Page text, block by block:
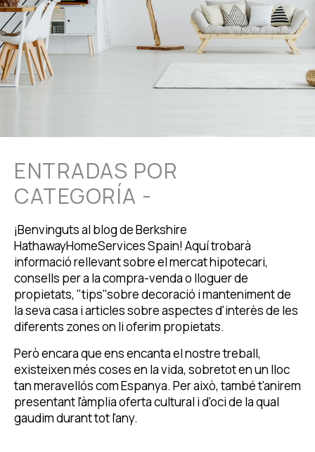
ENTRADAS POR
CATEGORÍA -
¡Benvinguts al blog de Berkshire
HathawayHomeServices Spain! Aquí trobarà
informació rellevant sobre el mercat hipotecari,
consells per a la compra-venda o lloguer de
propietats, "tips"sobre decoració i manteniment de
la seva casa i articles sobre aspectes d'interès de les
diferents zones on li oferim propietats.
Però encara que ens encanta el nostre treball,
existeixen més coses en la vida, sobretot en un lloc
tan meravellós com Espanya. Per això, també t'anirem
presentant l'àmplia oferta cultural i d'oci de la qual
gaudim durant tot l'any.